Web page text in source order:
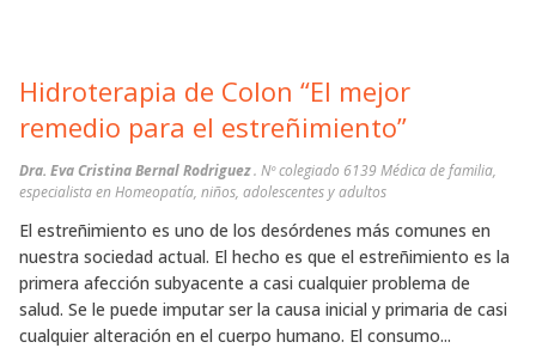
Hidroterapia de Colon “El mejor
remedio para el estreñimiento”
Dra. Eva Cristina Bernal Rodriguez. Nº colegiado 6139 Médica de familia,
especialista en Homeopatía, niños, adolescentes y adultos
El estreñimiento es uno de los desórdenes más comunes en
nuestra sociedad actual. El hecho es que el estreñimiento es la
primera afección subyacente a casi cualquier problema de
salud. Se le puede imputar ser la causa inicial y primaria de casi
cualquier alteración en el cuerpo humano. El consumo...